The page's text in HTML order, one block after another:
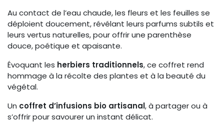
Au contact de l’eau chaude, les fleurs et les feuilles se
déploient doucement, révélant leurs parfums subtils et
leurs vertus naturelles, pour offrir une parenthèse
douce, poétique et apaisante.
Évoquant les herbiers traditionnels, ce coffret rend
hommage à la récolte des plantes et à la beauté du
végétal.
Un coffret d’infusions bio artisanal, à partager ou à
s’offrir pour savourer un instant délicat.